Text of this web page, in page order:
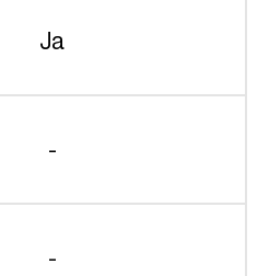
Ja
-
-